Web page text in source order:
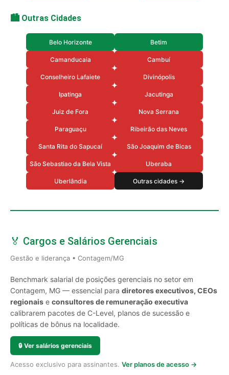
🏙️ Outras Cidades
Belo Horizonte Betim
Camanducaia Cambuí
Conselheiro Lafaiete Divinópolis
Ipatinga Jacutinga
Juiz de Fora Nova Serrana
Paraguaçu Ribeirão das Neves
Santa Rita do Sapucaí São Joaquim de Bicas
São Sebastiao da Bela Vista Uberaba
Uberlândia Outras cidades →
🏅 Cargos e Salários Gerenciais
Gestão e liderança • Contagem/MG
Benchmark salarial de posições gerenciais no setor em
Contagem, MG — essencial para diretores executivos, CEOs
regionais e consultores de remuneração executiva
calibrarem pacotes de C-Level, planos de sucessão e
políticas de bônus na localidade.
🔒 Ver salários gerenciais
Acesso exclusivo para assinantes. Ver planos de acesso →